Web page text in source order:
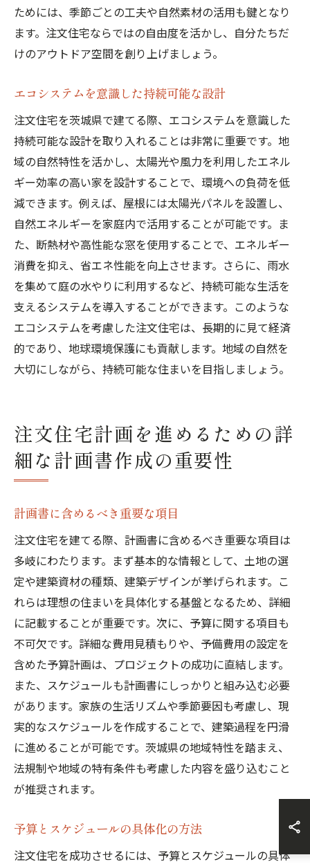
ためには、季節ごとの工夫や自然素材の活用も鍵となり
ます。注文住宅ならではの自由度を活かし、自分たちだ
けのアウトドア空間を創り上げましょう。
エコシステムを意識した持続可能な設計
注文住宅を茨城県で建てる際、エコシステムを意識した
持続可能な設計を取り入れることは非常に重要です。地
域の自然特性を活かし、太陽光や風力を利用したエネル
ギー効率の高い家を設計することで、環境への負荷を低
減できます。例えば、屋根には太陽光パネルを設置し、
自然エネルギーを家庭内で活用することが可能です。ま
た、断熱材や高性能な窓を使用することで、エネルギー
消費を抑え、省エネ性能を向上させます。さらに、雨水
を集めて庭の水やりに利用するなど、持続可能な生活を
支えるシステムを導入することができます。このような
エコシステムを考慮した注文住宅は、長期的に見て経済
的であり、地球環境保護にも貢献します。地域の自然を
大切にしながら、持続可能な住まいを目指しましょう。
注文住宅計画を進めるための詳
細な計画書作成の重要性
計画書に含めるべき重要な項目
注文住宅を建てる際、計画書に含めるべき重要な項目は
多岐にわたります。まず基本的な情報として、土地の選
定や建築資材の種類、建築デザインが挙げられます。こ
れらは理想の住まいを具体化する基盤となるため、詳細
に記載することが重要です。次に、予算に関する項目も
不可欠です。詳細な費用見積もりや、予備費用の設定を
含めた予算計画は、プロジェクトの成功に直結します。
また、スケジュールも計画書にしっかりと組み込む必要
があります。家族の生活リズムや季節要因も考慮し、現
実的なスケジュールを作成することで、建築過程を円滑
に進めることが可能です。茨城県の地域特性を踏まえ、
法規制や地域の特有条件も考慮した内容を盛り込むこと
が推奨されます。
予算とスケジュールの具体化の方法
注文住宅を成功させるには、予算とスケジュールの具体